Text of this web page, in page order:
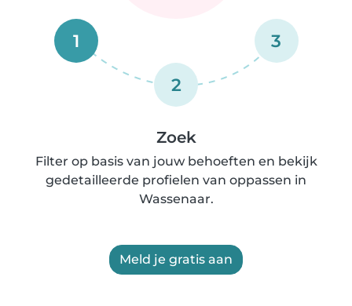
1
2
3
Zoek
Filter op basis van jouw behoeften en bekijk
gedetailleerde profielen van oppassen in
Wassenaar.
Meld je gratis aan